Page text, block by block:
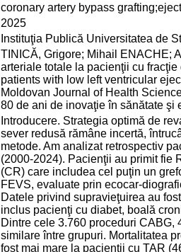
coronary artery bypass
2025
Instituţia Publică Universitatea de
TINICĂ, Grigore; Mihail ENACHE;
arteriale totale la pacienţii cu
patients with low left ventricular
Moldovan Journal of Health
80 de ani de inovaţie în sănătate şi
Introducere. Strategia optimă de
sever redusă rămâne incertă,
metode. Am analizat retrospectiv
(2000-2024). Pacienţii au primit fie
(CR) care includea cel puţin un
FEVS, evaluate prin ecocar-
Datele privind supravieţuirea au
inclus pacienţi cu diabet, boală
Dintre cele 3.760 proceduri
similare între grupuri. Mortalitatea
fost mai mare la pacienţii cu TAR